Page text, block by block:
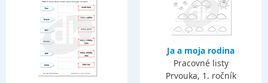
Ja a moja rodina
Pracovné listy
Prvouka, 1. ročník